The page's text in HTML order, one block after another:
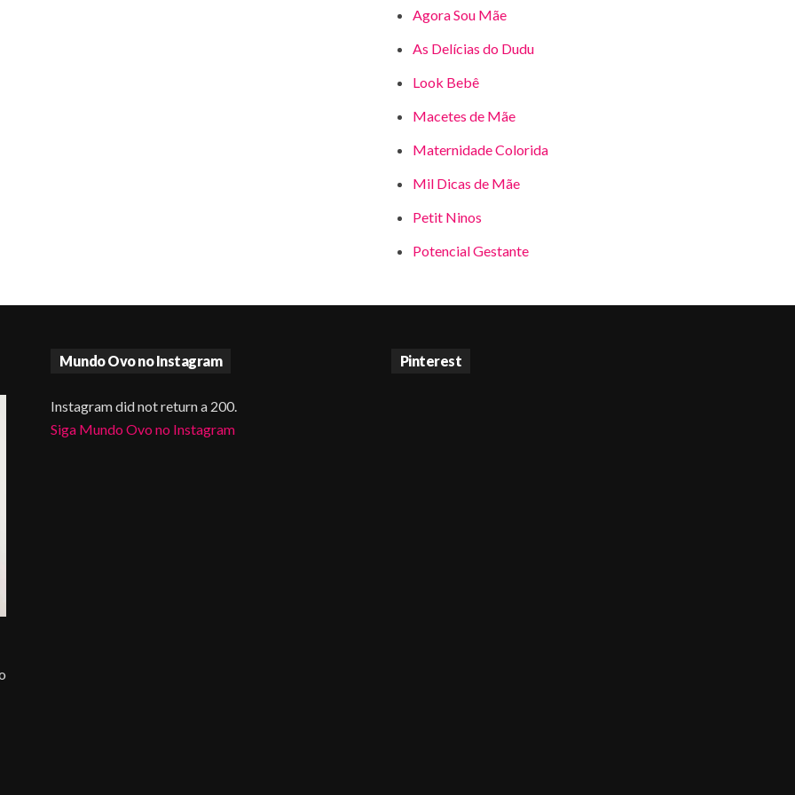
Agora Sou Mãe
As Delícias do Dudu
Look Bebê
Macetes de Mãe
Maternidade Colorida
Mil Dicas de Mãe
Petit Ninos
Potencial Gestante
Mundo Ovo no Instagram
Instagram did not return a 200.
Siga Mundo Ovo no Instagram
Pinterest